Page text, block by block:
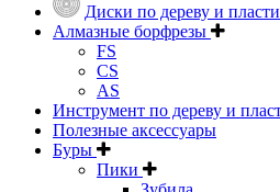
Диски по дереву и
Алмазные борфрезы
FS
CS
AS
Инструмент по дереву и
Полезные аксессуары
Буры
Пики